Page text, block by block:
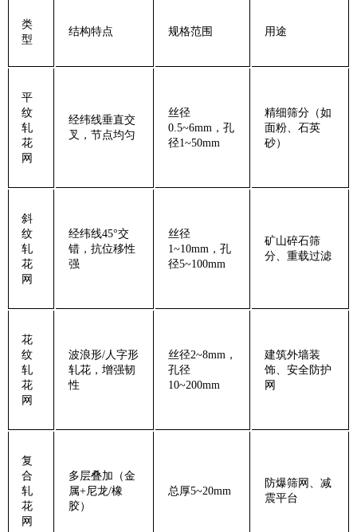
‌类
型‌
‌结构特点‌ ‌规格范围‌ ‌用途‌
‌平
纹
轧
花
网‌
经纬线垂直交
叉，节点均匀
丝径
0.5~6mm，孔
径1~50mm
精细筛分（如
面粉、石英
砂）
‌斜
纹
轧
花
网‌
经纬线45°交
错，抗位移性
强
丝径
1~10mm，孔
径5~100mm
矿山碎石筛
分、重载过滤
‌花
纹
轧
花
网‌
波浪形/人字形
轧花，增强韧
性
丝径2~8mm，
孔径
10~200mm
建筑外墙装
饰、安全防护
网
‌复
合
轧
花
网‌
多层叠加（金
属+尼龙/橡
胶）
总厚5~20mm
防爆筛网、减
震平台